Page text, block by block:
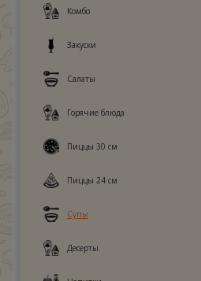
Комбо
Закуски
Салаты
Горячие блюда
Пиццы 30 см
Пиццы 24 см
Супы
Десерты